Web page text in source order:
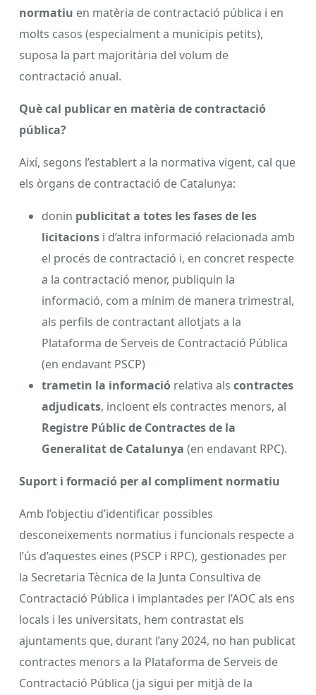
normatiu en matèria de contractació pública i en
molts casos (especialment a municipis petits),
suposa la part majoritària del volum de
contractació anual.
Què cal publicar en matèria de contractació
pública?
Així, segons l’establert a la normativa vigent, cal que
els òrgans de contractació de Catalunya:
donin publicitat a totes les fases de les
licitacions i d’altra informació relacionada amb
el procés de contractació i, en concret respecte
a la contractació menor, publiquin la
informació, com a mínim de manera trimestral,
als perfils de contractant allotjats a la
Plataforma de Serveis de Contractació Pública
(en endavant PSCP)
trametin la informació relativa als contractes
adjudicats, incloent els contractes menors, al
Registre Públic de Contractes de la
Generalitat de Catalunya (en endavant RPC).
Suport i formació per al compliment normatiu
Amb l’objectiu d’identificar possibles
desconeixements normatius i funcionals respecte a
l’ús d’aquestes eines (PSCP i RPC), gestionades per
la Secretaria Tècnica de la Junta Consultiva de
Contractació Pública i implantades per l’AOC als ens
locals i les universitats, hem contrastat els
ajuntaments que, durant l’any 2024, no han publicat
contractes menors a la Plataforma de Serveis de
Contractació Pública (ja sigui per mitjà de la